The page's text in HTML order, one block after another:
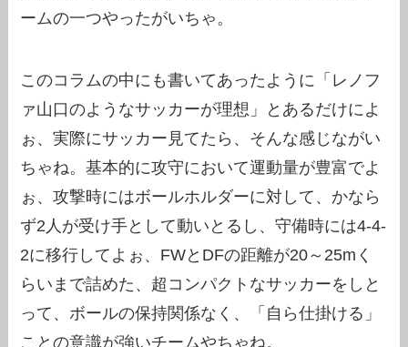
ームの一つやったがいちゃ。
このコラムの中にも書いてあったように「レノフ
ァ山口のようなサッカーが理想」とあるだけによ
ぉ、実際にサッカー見てたら、そんな感じながい
ちゃね。基本的に攻守において運動量が豊富でよ
ぉ、攻撃時にはボールホルダーに対して、かなら
ず2人が受け手として動いとるし、守備時には4-4-
2に移行してよぉ、FWとDFの距離が20～25mく
らいまで詰めた、超コンパクトなサッカーをしと
って、ボールの保持関係なく、「自ら仕掛ける」
ことの意識が強いチームやちゃね。